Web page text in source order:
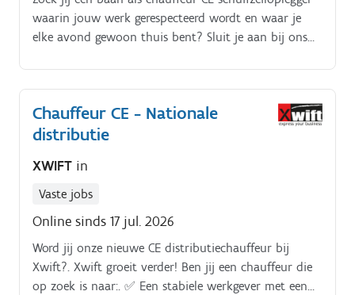
waarin jouw werk gerespecteerd wordt en waar je
elke avond gewoon thuis bent? Sluit je aan bij ons
stuur van een moderne en perfect onderhouden
truck voor gevarieerde ritten door de Benelux. Wij
bieden jou de stabiliteit van een vast contract voor
onbepaalde duur na een interim periode in een
teamlid wordt gezien, en absoluut geen nummer
bent.
Chauffeur CE - Nationale
distributie
XWIFT in
Vaste jobs
Online sinds 17 jul. 2026
Word jij onze nieuwe CE distributiechauffeur bij
Xwift?. Xwift groeit verder! Ben jij een chauffeur die
op zoek is naar:. ✅ Een stabiele werkgever met een